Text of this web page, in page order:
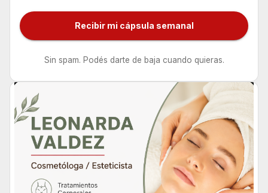
Recibir mi cápsula semanal
Sin spam. Podés darte de baja cuando quieras.